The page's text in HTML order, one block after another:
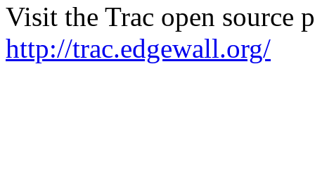
Visit the Trac open source
http://trac.edgewall.org/